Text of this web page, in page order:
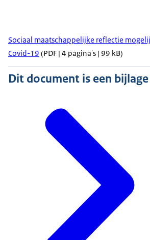
Sociaal maatschappelijke reflectie
Covid-19 (PDF | 4 pagina's | 99 kB)
Dit document is een